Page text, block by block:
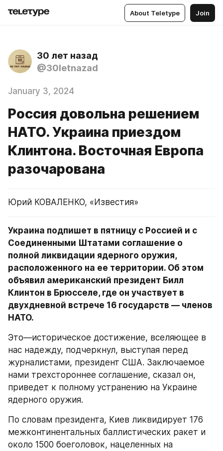
About Teletype Join
30 лет назад
@30letnazad
January 3, 2024
Россия довольна решением
НАТО. Украина приездом
Клинтона. Восточная Европа
разочарована
Юрий КОВАЛЕНКО, «Известия»
Украина подпишет в пятницу с Россией и с
Соединенными Штатами соглашение о
полной ликвидации ядерного оружия,
расположенного на ее территории. Об этом
объявил американский президент Билл
Клинтон в Брюсселе, где он участвует в
двухдневной встрече 16 государств — членов
НАТО.
Это—историческое достижение, вселяющее в
нас надежду, подчеркнул, выступая перед
журналистами, президент США. Заключаемое
нами трехстороннее соглашение, сказал он,
приведет к полному устранению на Украине
ядерного оружия.
По словам президента, Киев ликвидирует 176
межконтинентальных баллистических ракет и
около 1500 боеголовок, нацеленных на